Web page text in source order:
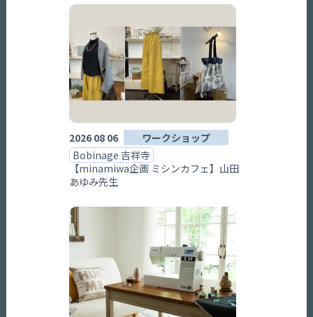
2026 08 06
ワークショップ
Bobinage 吉祥寺
【minamiwa企画 ミシンカフェ】山田
あゆみ先生